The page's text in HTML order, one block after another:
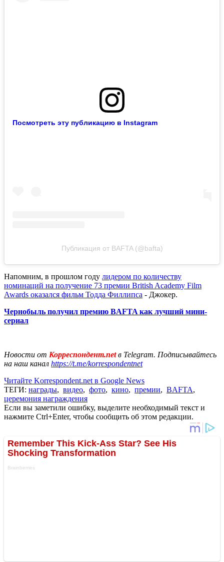
Посмотреть эту публикацию в Instagram
Публикация от BAFTA (@bafta)
Напомним, в прошлом году лидером по количеству
номинаций на получение 73 премии British Academy Film
Awards оказался фильм Тодда Филлипса - Джокер.
Чернобыль получил премию BAFTA как лучший мини-
сериал
Новости от Корреспондент.netв Telegram. Подписывайтесь
на наш канал https://t.me/korrespondentnet
Читайте Korrespondent.net в Google News
ТЕГИ: награды, видео, фото, кино, премии, BAFTA,
церемония награждения
Если вы заметили ошибку, выделите необходимый текст и
нажмите Ctrl+Enter, чтобы сообщить об этом редакции.